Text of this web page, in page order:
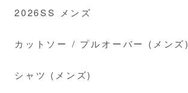
2026SS メンズ
カットソー / プルオーバー (メンズ)
シャツ (メンズ)